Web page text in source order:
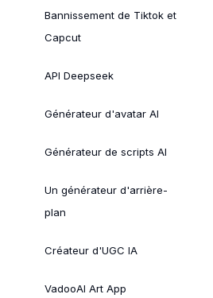
Bannissement de Tiktok et
Capcut
API Deepseek
Générateur d'avatar AI
Générateur de scripts AI
Un générateur d'arrière-
plan
Créateur d'UGC IA
VadooAI Art App